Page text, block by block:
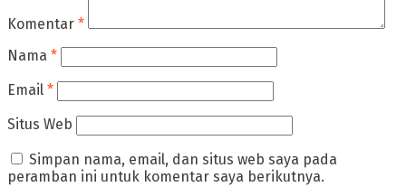
Komentar *
Nama *
Email *
Situs Web
Simpan nama, email, dan situs web saya pada
peramban ini untuk komentar saya berikutnya.